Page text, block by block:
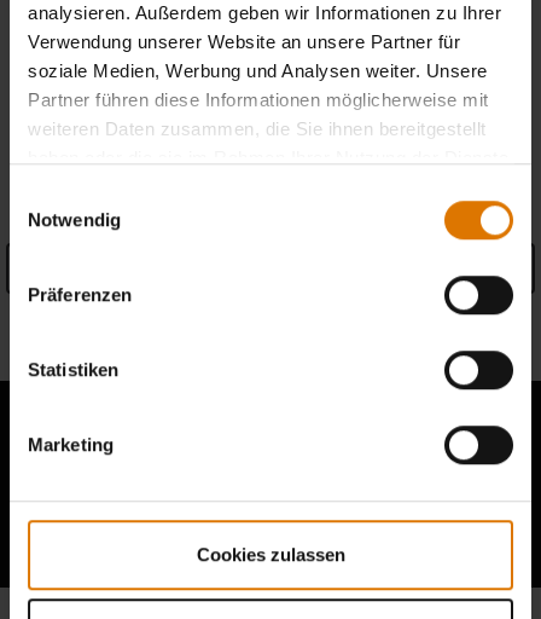
analysieren. Außerdem geben wir Informationen zu Ihrer
Verwendung unserer Website an unsere Partner für
soziale Medien, Werbung und Analysen weiter. Unsere
Partner führen diese Informationen möglicherweise mit
weiteren Daten zusammen, die Sie ihnen bereitgestellt
Notwendig
Präferenzen
Statistiken
Marketing
Cookies zulassen
Händler finden
PRODUKTDETAILS
Berichte von anderen Grillern lesen